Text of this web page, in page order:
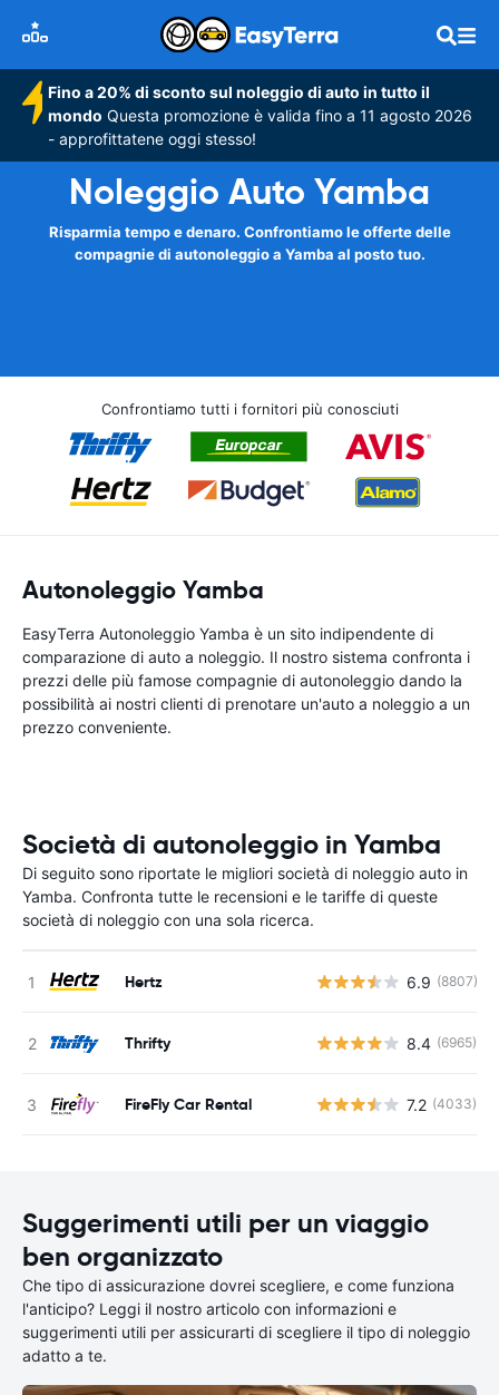
Fino a 20% di sconto sul noleggio di auto in tutto il
mondo Questa promozione è valida fino a 11 agosto 2026
- approfittatene oggi stesso!
Noleggio Auto Yamba
Risparmia tempo e denaro. Confrontiamo le offerte delle
compagnie di autonoleggio a Yamba al posto tuo.
Confrontiamo tutti i fornitori più conosciuti
Autonoleggio Yamba
EasyTerra Autonoleggio Yamba è un sito indipendente di
comparazione di auto a noleggio. Il nostro sistema confronta i
prezzi delle più famose compagnie di autonoleggio dando la
possibilità ai nostri clienti di prenotare un'auto a noleggio a un
prezzo conveniente.
Società di autonoleggio in Yamba
Di seguito sono riportate le migliori società di noleggio auto in
Yamba. Confronta tutte le recensioni e le tariffe di queste
società di noleggio con una sola ricerca.
Hertz 6.9 (8807)
Thrifty 8.4 (6965)
FireFly Car Rental 7.2 (4033)
Suggerimenti utili per un viaggio
ben organizzato
Che tipo di assicurazione dovrei scegliere, e come funziona
l'anticipo? Leggi il nostro articolo con informazioni e
suggerimenti utili per assicurarti di scegliere il tipo di noleggio
adatto a te.